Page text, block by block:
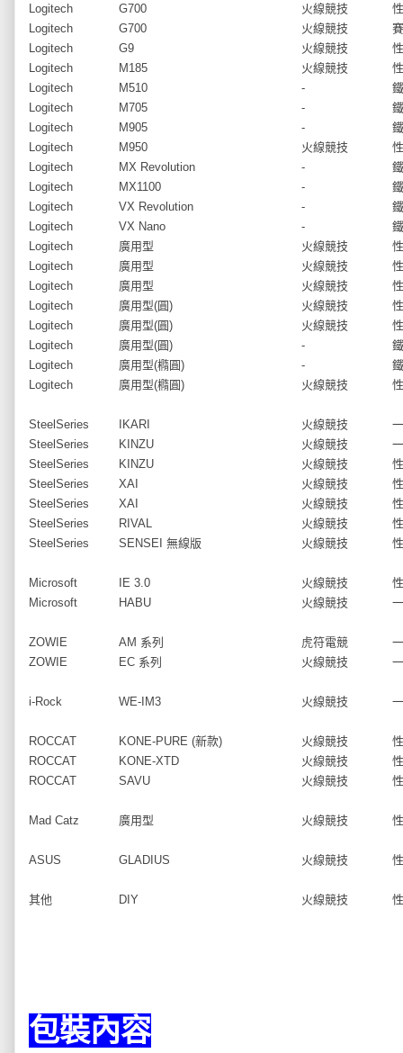
Logitech
G700 火線競技
Logitech
G700 火線競技
Logitech
G9 火線競技
Logitech
M185 火線競技
Logitech
M510 -
Logitech
M705 -
Logitech
M905 -
Logitech
M950 火線競技
Logitech
MX Revolution -
Logitech
MX1100 -
Logitech
VX Revolution -
Logitech
VX Nano -
Logitech
廣用型 火線競技
Logitech
廣用型 火線競技
Logitech
廣用型 火線競技
Logitech
廣用型(圓) 火線競技
Logitech
廣用型(圓) 火線競技
Logitech
廣用型(圓) -
Logitech
廣用型(橢圓) -
Logitech
廣用型(橢圓) 火線競技
SteelSeries IKARI 火線競技
SteelSeries
KINZU 火線競技
SteelSeries
KINZU 火線競技
SteelSeries
XAI 火線競技
SteelSeries
XAI 火線競技
SteelSeries
RIVAL 火線競技
SteelSeries
SENSEI 無線版 火線競技
Microsoft IE 3.0 火線競技
Microsoft
HABU 火線競技
ZOWIE AM 系列 虎符電競
ZOWIE
EC 系列 火線競技
i-Rock WE-IM3 火線競技
ROCCAT KONE-PURE (新款) 火線競技
ROCCAT
KONE-XTD 火線競技
ROCCAT
SAVU 火線競技
Mad Catz 廣用型 火線競技
ASUS GLADIUS 火線競技
其他 DIY 火線競技
包裝內容